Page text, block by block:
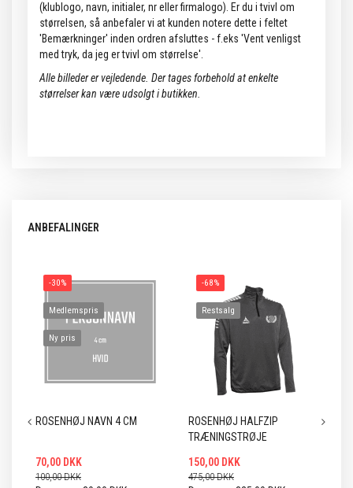
(klublogo, navn, initialer, nr eller firmalogo). Er du i tvivl om
størrelsen, så anbefaler vi at kunden notere dette i feltet
'Bemærkninger' inden ordren afsluttes - f.eks 'Vent venligst
med tryk, da jeg er tvivl om størrelse'.
Alle billeder er vejledende. Der tages forbehold at enkelte
størrelser kan være udsolgt i butikken.
ANBEFALINGER
-30%
Medlemspris
Ny pris
ROSENHØJ NAVN 4 CM
70,00 DKK
100,00 DKK
-68%
Restsalg
ROSENHØJ HALFZIP
TRÆNINGSTRØJE
150,00 DKK
475,00 DKK